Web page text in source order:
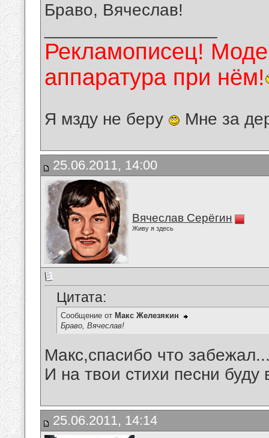
Браво, Вячеслав!
Рекламописец!
аппаратура при нём!
Я мзду не беру Мне за
25.06.2011, 14:00
Вячеслав Серёгин
Живу я здесь
Цитата:
Сообщение от Макс Железякин
Браво, Вячеслав!
Макс,спасибо что
И на твои стихи песни
25.06.2011, 14:14